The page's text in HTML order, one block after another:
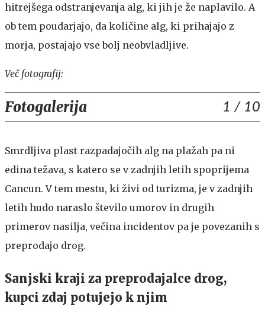
hitrejšega odstranjevanja alg, ki jih je že naplavilo. A
ob tem poudarjajo, da količine alg, ki prihajajo z
morja, postajajo vse bolj neobvladljive.
Več fotografij:
Fotogalerija 1 / 10
Smrdljiva plast razpadajočih alg na plažah pa ni
edina težava, s katero se v zadnjih letih spoprijema
Cancun. V tem mestu, ki živi od turizma, je v zadnjih
letih hudo naraslo število umorov in drugih
primerov nasilja, večina incidentov pa je povezanih s
preprodajo drog.
Sanjski kraji za preprodajalce drog,
kupci zdaj potujejo k njim